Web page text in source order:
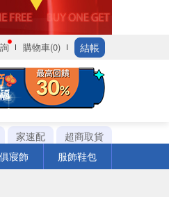
購物車(0) 結帳
家速配
超商取貨
寢飾 服飾鞋包